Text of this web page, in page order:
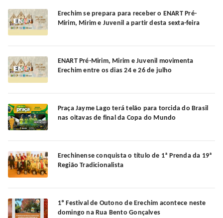
Erechim se prepara para receber o ENART Pré-
Mirim, Mirim e Juvenil a partir desta sexta-feira
ENART Pré-Mirim, Mirim e Juvenil movimenta
Erechim entre os dias 24 e 26 de julho
Praça Jayme Lago terá telão para torcida do Brasil
nas oitavas de final da Copa do Mundo
Erechinense conquista o título de 1ª Prenda da 19ª
Região Tradicionalista
1º Festival de Outono de Erechim acontece neste
domingo na Rua Bento Gonçalves